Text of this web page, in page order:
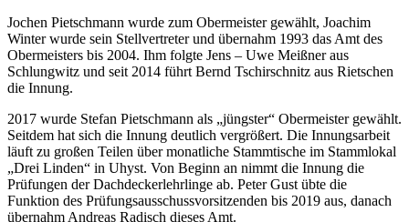
Jochen Pietschmann wurde zum Obermeister gewählt, Joachim
Winter wurde sein Stellvertreter und übernahm 1993 das Amt des
Obermeisters bis 2004. Ihm folgte Jens – Uwe Meißner aus
Schlungwitz und seit 2014 führt Bernd Tschirschnitz aus Rietschen
die Innung.
2017 wurde Stefan Pietschmann als „jüngster“ Obermeister gewählt.
Seitdem hat sich die Innung deutlich vergrößert. Die Innungsarbeit
läuft zu großen Teilen über monatliche Stammtische im Stammlokal
„Drei Linden“ in Uhyst. Von Beginn an nimmt die Innung die
Prüfungen der Dachdeckerlehrlinge ab. Peter Gust übte die
Funktion des Prüfungsausschussvorsitzenden bis 2019 aus, danach
übernahm Andreas Radisch dieses Amt.